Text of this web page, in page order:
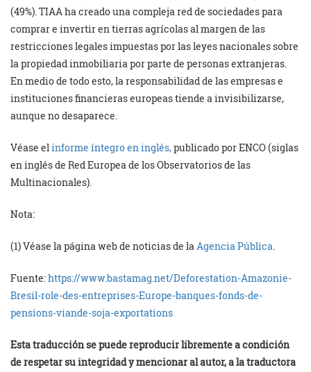
(49%). TIAA ha creado una compleja red de sociedades para
comprar e invertir en tierras agrícolas al margen de las
restricciones legales impuestas por las leyes nacionales sobre
la propiedad inmobiliaria por parte de personas extranjeras.
En medio de todo esto, la responsabilidad de las empresas e
instituciones financieras europeas tiende a invisibilizarse,
aunque no desaparece.
Véase elinforme íntegro en inglés,publicado por ENCO (siglas
en inglés de Red Europea de los Observatorios de las
Multinacionales).
Nota:
(1) Véase la página web de noticias de laAgencia Pública.
Fuente:https://www.bastamag.net/Deforestation-Amazonie-
Bresil-role-des-entreprises-Europe-banques-fonds-de-
pensions-viande-soja-exportations
Esta traducción se puede reproducir libremente a condición
de respetar su integridad y mencionar alautor, a latraductora